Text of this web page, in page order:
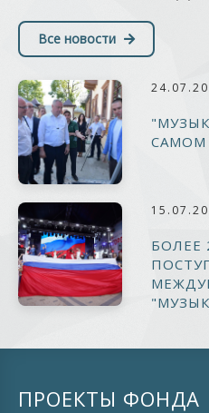
Все новости
САМОМ
БОЛЕЕ
ПРОЕКТЫ ФОНДА